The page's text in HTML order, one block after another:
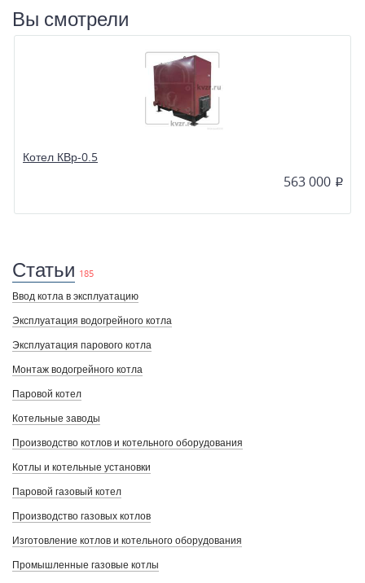
Вы смотрели
Котел КВр-0.5
563 000 p
Статьи 185
Ввод котла в эксплуатацию
Эксплуатация водогрейного котла
Эксплуатация парового котла
Монтаж водогрейного котла
Паровой котел
Котельные заводы
Производство котлов и котельного оборудования
Котлы и котельные установки
Паровой газовый котел
Производство газовых котлов
Изготовление котлов и котельного оборудования
Промышленные газовые котлы